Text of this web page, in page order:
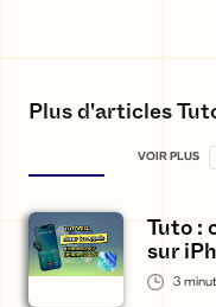
Plus d'articles
VOIR PLUS
Tuto
sur
3